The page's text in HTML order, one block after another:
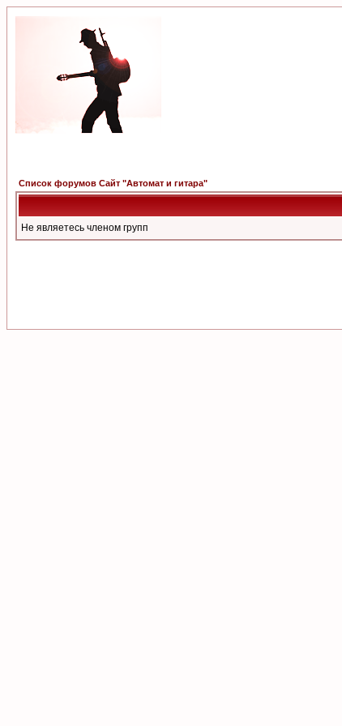
Список форумов Сайт "Автомат и гитара"
Не являетесь членом групп